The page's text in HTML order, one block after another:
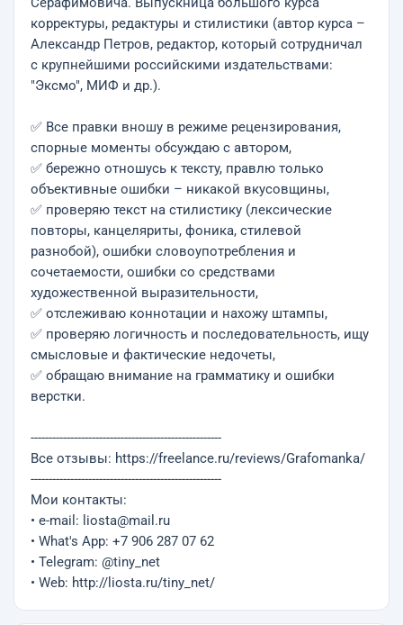
Серафимовича. Выпускница большого курса
корректуры, редактуры и стилистики (автор курса –
Александр Петров, редактор, который сотрудничал
с крупнейшими российскими издательствами:
"Эксмо", МИФ и др.).
✅ Все правки вношу в режиме рецензирования,
спорные моменты обсуждаю с автором,
✅ бережно отношусь к тексту, правлю только
объективные ошибки – никакой вкусовщины,
✅ проверяю текст на стилистику (лексические
повторы, канцеляриты, фоника, стилевой
разнобой), ошибки словоупотребления и
сочетаемости, ошибки со средствами
художественной выразительности,
✅ отслеживаю коннотации и нахожу штампы,
✅ проверяю логичность и последовательность, ищу
смысловые и фактические недочеты,
✅ обращаю внимание на грамматику и ошибки
верстки.
-----------------------------------------------------
Все отзывы: https://freelance.ru/reviews/Grafomanka/
-----------------------------------------------------
Мои контакты:
• e-mail: liosta@mail.ru
• What's App: +7 906 287 07 62
• Telegram: @tiny_net
• Web: http://liosta.ru/tiny_net/